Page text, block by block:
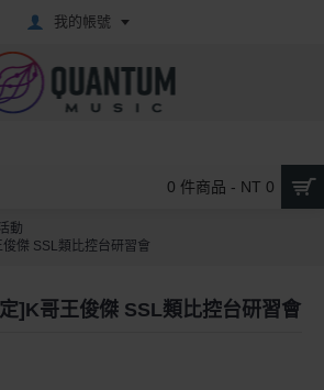
我的帳號
0 件商品 - NT 0
動
傑 SSL類比控台研習會
]K哥王俊傑 SSL類比控台研習會